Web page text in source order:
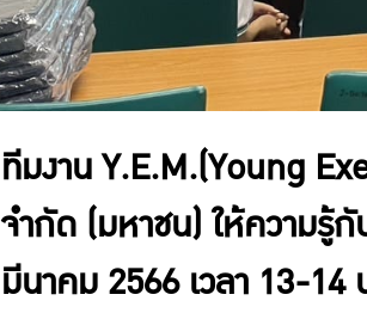
ทีมงาน Y.E.M.(Young
จำกัด (มหาชน) ให้ความรู้
มีนาคม 2566 เวลา 13-